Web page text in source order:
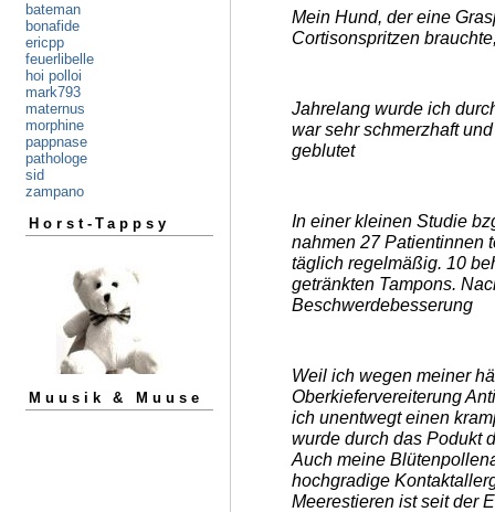
bateman
bonafide
ericpp
feuerlibelle
hoi polloi
mark793
maternus
morphine
pappnase
pathologe
sid
zampano
Horst-Tappsy
Muusik & Muuse
Mein Hund, der eine
Cortisonspritzen
Jahrelang wurde ich
war sehr schmerzhaft
geblutet
In einer kleinen Studie
nahmen 27 Patientinnen
täglich regelmäßig. 10
getränkten Tampons.
Beschwerdebesserung
Weil ich wegen meiner
Oberkiefervereiterung
ich unentwegt einen
wurde durch das Podukt
Auch meine
hochgradige
Meerestieren ist seit der